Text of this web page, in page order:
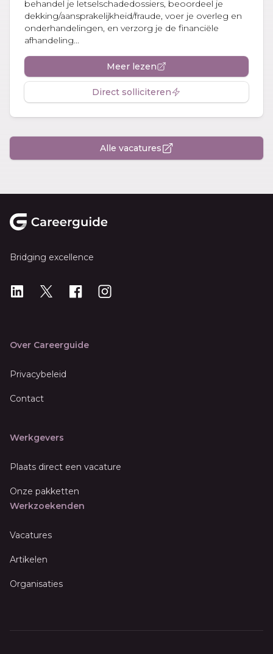
behandel je letselschadedossiers, beoordeel je
dekking/aansprakelijkheid/fraude, voer je overleg en
onderhandelingen, en verzorg je de financiële
afhandeling...
Meer lezen
Direct solliciteren
Alle vacatures
Bridging excellence
LinkedIn
X Instagram
Over Careerguide
Privacybeleid
Contact
Werkgevers
Plaats direct een vacature
Onze pakketten
Werkzoekenden
Vacatures
Artikelen
Organisaties